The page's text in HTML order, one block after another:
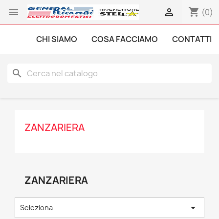
 shopping_cart (0)

CHI SIAMO COSA FACCIAMO CONTATTI
search
ZANZARIERA
ZANZARIERA
Seleziona 